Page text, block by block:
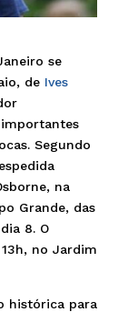
se
de Ives
Segundo
na
Grande, das
8. O
no Jardim
histórica para